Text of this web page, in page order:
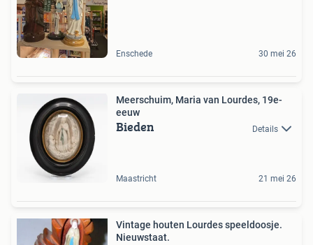
Enschede 30 mei 26
Meerschuim, Maria van Lourdes, 19e-
eeuw
Bieden Details
Maastricht 21 mei 26
Vintage houten Lourdes speeldoosje.
Nieuwstaat.